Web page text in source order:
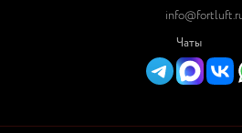
Чаты